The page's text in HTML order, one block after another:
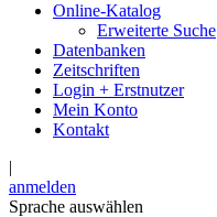
Online-Katalog
Erweiterte Suche
Datenbanken
Zeitschriften
Login + Erstnutzer
Mein Konto
Kontakt
|
anmelden
Sprache auswählen